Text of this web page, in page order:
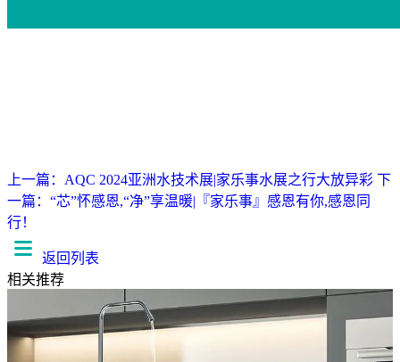
上一篇：AQC 2024亚洲水技术展|家乐事水展之行大放异彩 下
一篇：“芯”怀感恩,“净”享温暖|『家乐事』感恩有你,感恩同
行！
返回列表
相关推荐